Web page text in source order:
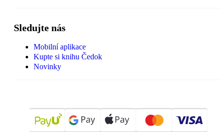
Sledujte nás
Mobilní aplikace
Kupte si knihu Čedok
Novinky